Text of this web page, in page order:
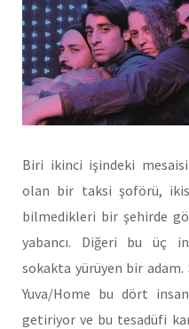
Biri ikinci işindeki
olan bir taksi şoförü,
bilmedikleri bir şehirde
yabancı. Diğeri bu üç
sokakta yürüyen bir adam.
Yuva/Home bu dört
getiriyor ve bu tesadüfi